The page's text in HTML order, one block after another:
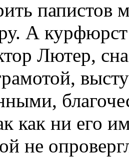
папистов
А
Лютер,
как ни его
не